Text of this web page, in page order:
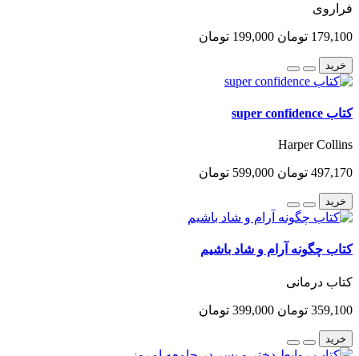
فراروی
179,100 تومان 199,000 تومان
خرید
کتاب super confidence
Harper Collins
497,170 تومان 599,000 تومان
خرید
کتاب چگونه آرام و شاد باشیم
کتاب درمانی
359,100 تومان 399,000 تومان
خرید